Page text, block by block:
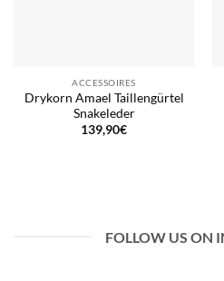
ACCESSOIRES
Drykorn Amael Taillengürtel
Snakeleder
139,90€
FOLLOW US ON